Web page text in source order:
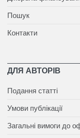
Пошук
Контакти
ДЛЯ АВТОРІВ
Подання статті
Умови публікації
Загальні вимоги до